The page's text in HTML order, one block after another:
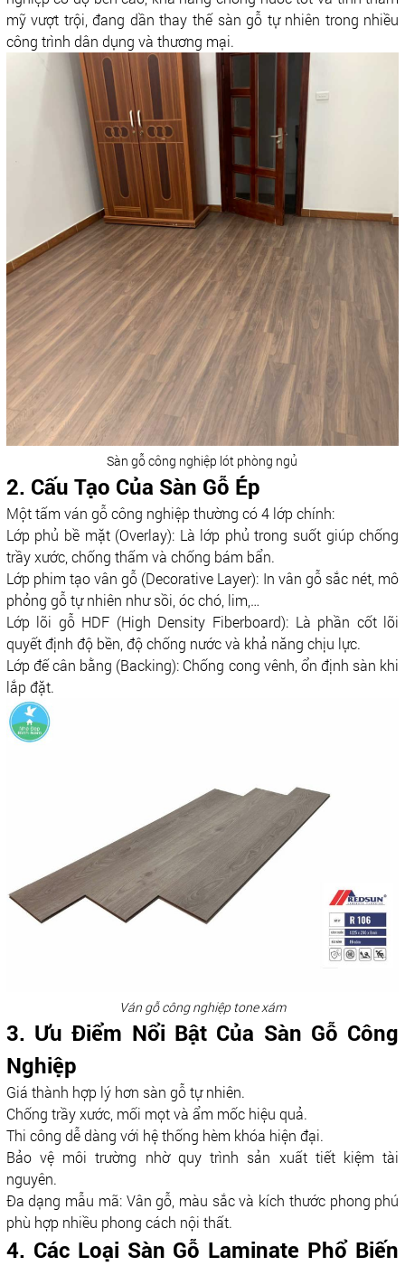
mỹ vượt trội, đang dần thay thế sàn gỗ tự nhiên trong nhiều
công trình dân dụng và thương mại.
Sàn gỗ công nghiệp lót phòng ngủ
2. Cấu Tạo Của Sàn Gỗ Ép
Một tấm ván gỗ công nghiệp thường có 4 lớp chính:
Lớp phủ bề mặt (Overlay): Là lớp phủ trong suốt giúp chống
trầy xước, chống thấm và chống bám bẩn.
Lớp phim tạo vân gỗ (Decorative Layer): In vân gỗ sắc nét, mô
phỏng gỗ tự nhiên như sồi, óc chó, lim,…
Lớp lõi gỗ HDF (High Density Fiberboard): Là phần cốt lõi
quyết định độ bền, độ chống nước và khả năng chịu lực.
Lớp đế cân bằng (Backing): Chống cong vênh, ổn định sàn khi
lắp đặt.
Ván gỗ công nghiệp tone xám
3. Ưu Điểm Nổi Bật Của Sàn Gỗ Công
Nghiệp
Giá thành hợp lý hơn sàn gỗ tự nhiên.
Chống trầy xước, mối mọt và ẩm mốc hiệu quả.
Thi công dễ dàng với hệ thống hèm khóa hiện đại.
Bảo vệ môi trường nhờ quy trình sản xuất tiết kiệm tài
nguyên.
Đa dạng mẫu mã: Vân gỗ, màu sắc và kích thước phong phú
phù hợp nhiều phong cách nội thất.
4. Các Loại Sàn Gỗ Laminate Phổ Biến